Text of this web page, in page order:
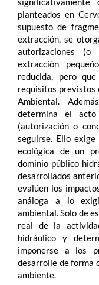
planteados en
supuesto de
extracción, se
autorizaciones
extracción
reducida, pero
requisitos previstos
Ambiental.
determina el
(autorización o
seguirse. Ello
ecológica de un
dominio público
desarrollados
evalúen los
análoga a lo
ambiental. Solo de
real de la
hidráulico y
imponerse a los
desarrolle de forma
ambiente.